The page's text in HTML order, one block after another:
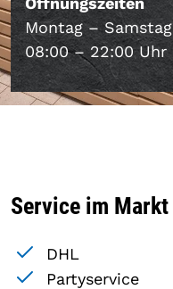
Montag – Samstag
08:00 – 22:00 Uhr
Service im Markt
DHL
Partyservice